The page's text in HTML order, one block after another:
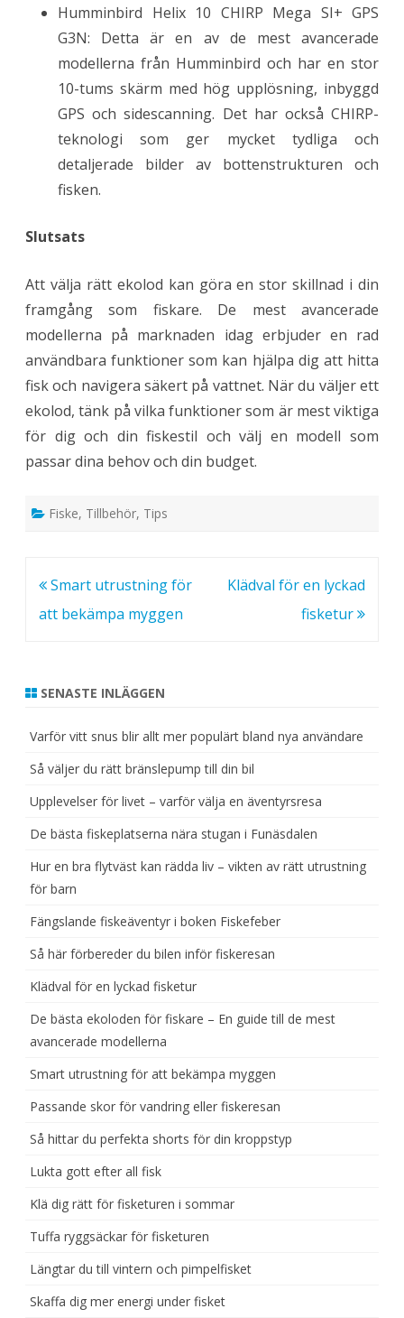
Humminbird Helix 10 CHIRP Mega SI+ GPS
G3N: Detta är en av de mest avancerade
modellerna från Humminbird och har en stor
10-tums skärm med hög upplösning, inbyggd
GPS och sidescanning. Det har också CHIRP-
teknologi som ger mycket tydliga och
detaljerade bilder av bottenstrukturen och
fisken.
Slutsats
Att välja rätt ekolod kan göra en stor skillnad i din
framgång som fiskare. De mest avancerade
modellerna på marknaden idag erbjuder en rad
användbara funktioner som kan hjälpa dig att hitta
fisk och navigera säkert på vattnet. När du väljer ett
ekolod, tänk på vilka funktioner som är mest viktiga
för dig och din fiskestil och välj en modell som
passar dina behov och din budget.
Fiske, Tillbehör, Tips
Inläggsnavigering
Smart utrustning för
att bekämpa myggen
Klädval för en lyckad
fisketur
SENASTE INLÄGGEN
Varför vitt snus blir allt mer populärt bland nya användare
Så väljer du rätt bränslepump till din bil
Upplevelser för livet – varför välja en äventyrsresa
De bästa fiskeplatserna nära stugan i Funäsdalen
Hur en bra flytväst kan rädda liv – vikten av rätt utrustning
för barn
Fängslande fiskeäventyr i boken Fiskefeber
Så här förbereder du bilen inför fiskeresan
Klädval för en lyckad fisketur
De bästa ekoloden för fiskare – En guide till de mest
avancerade modellerna
Smart utrustning för att bekämpa myggen
Passande skor för vandring eller fiskeresan
Så hittar du perfekta shorts för din kroppstyp
Lukta gott efter all fisk
Klä dig rätt för fisketuren i sommar
Tuffa ryggsäckar för fisketuren
Längtar du till vintern och pimpelfisket
Skaffa dig mer energi under fisket